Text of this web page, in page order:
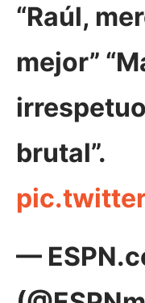
“Raúl,
mejor”
brutal”.
—